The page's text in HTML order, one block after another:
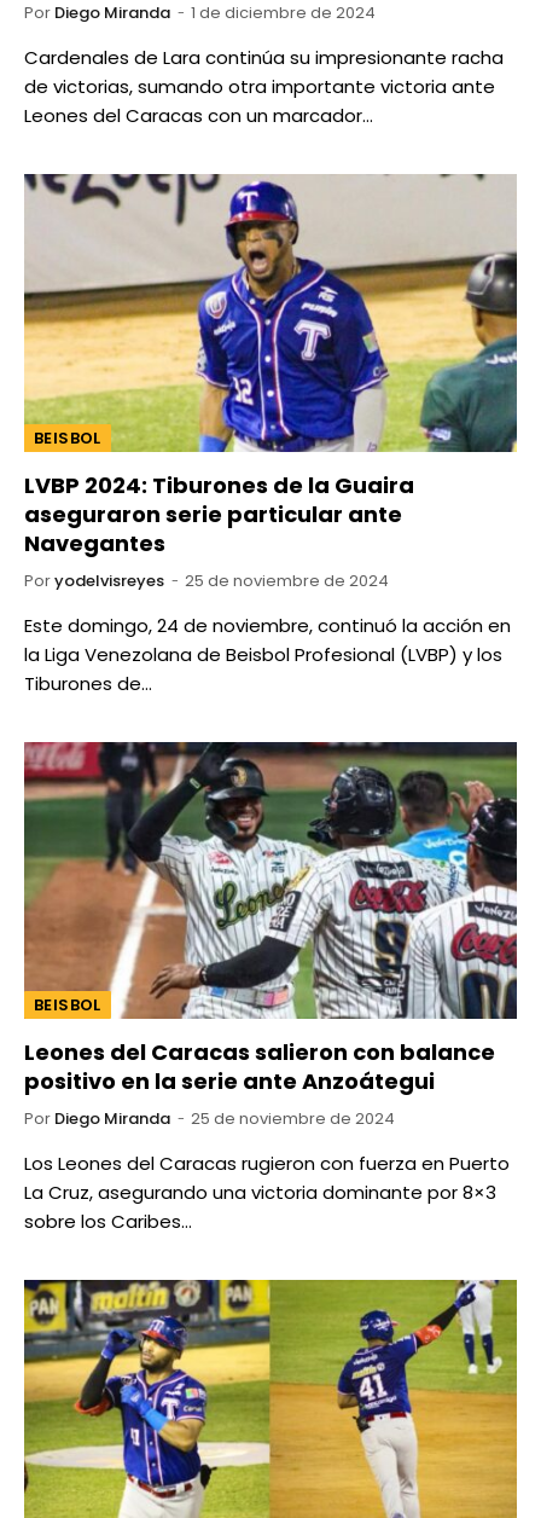
Por Diego Miranda 1 de diciembre de 2024
Cardenales de Lara continúa su impresionante racha
de victorias, sumando otra importante victoria ante
Leones del Caracas con un marcador…
BEISBOL
LVBP 2024: Tiburones de la Guaira
aseguraron serie particular ante
Navegantes
Poryodelvisreyes 25 de noviembre de 2024
Este domingo, 24 de noviembre, continuó la acción en
la Liga Venezolana de Beisbol Profesional (LVBP) y los
Tiburones de…
BEISBOL
Leones del Caracas salieron con balance
positivo en la serie ante Anzoátegui
Por Diego Miranda 25 de noviembre de 2024
Los Leones del Caracas rugieron con fuerza en Puerto
La Cruz, asegurando una victoria dominante por 8×3
sobre los Caribes…